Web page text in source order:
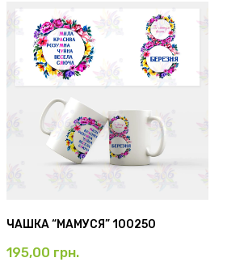
ЧАШКА “МАМУСЯ” 100250
195,00 грн.